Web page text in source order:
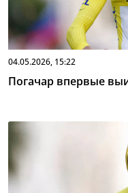
04.05.2026, 15:22
Погачар впервые